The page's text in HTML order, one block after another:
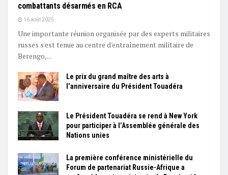
combattants désarmés en RCA
16 août 2025
Une importante réunion organisée par des experts militaires
russes s'est tenue au centre d'entraînement militaire de
Berengo,...
Le prix du grand maître des arts à
l’anniversaire du Président Touadéra
Le Président Touadéra se rend à New York
pour participer à l’Assemblée générale des
Nations unies
La première conférence ministérielle du
Forum de partenariat Russie-Afrique a